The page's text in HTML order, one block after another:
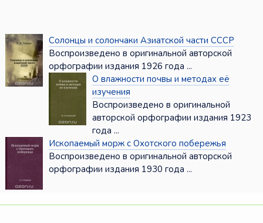
Солонцы и солончаки Азиатской части СССР
Воспроизведено в оригинальной авторской
орфографии издания 1926 года ...
О влажности почвы и методах её
изучения
Воспроизведено в оригинальной
авторской орфографии издания 1923
года ...
Ископаемый морж с Охотского побережья
Воспроизведено в оригинальной авторской
орфографии издания 1930 года ...